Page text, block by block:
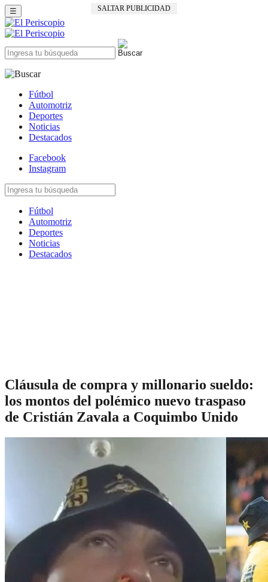
SALTAR PUBLICIDAD
☰
Fútbol
Automotriz
Deportes
Noticias
Destacados
Facebook
Instagram
Fútbol
Automotriz
Deportes
Noticias
Destacados
Cláusula de compra y millonario sueldo:
los montos del polémico nuevo traspaso
de Cristián Zavala a Coquimbo Unido